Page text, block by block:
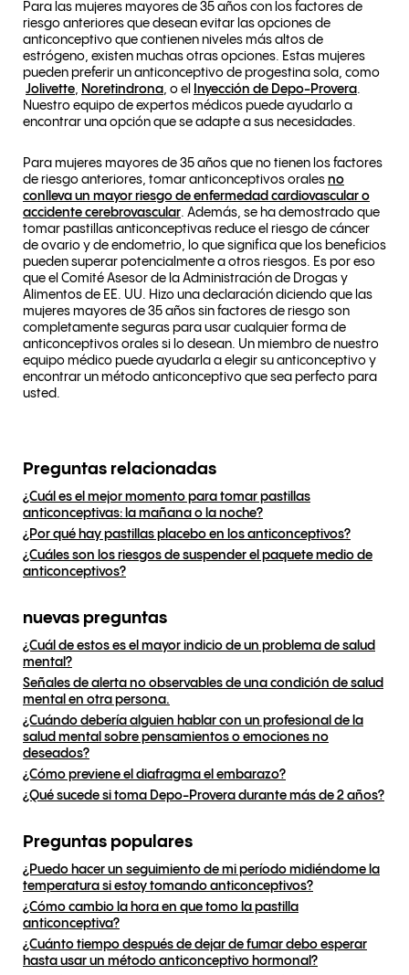
Para las mujeres mayores de 35 años con los factores de
riesgo anteriores que desean evitar las opciones de
anticonceptivo que contienen niveles más altos de
estrógeno, existen muchas otras opciones. Estas mujeres
pueden preferir un anticonceptivo de progestina sola, como
Jolivette, Noretindrona, o el Inyección de Depo-Provera.
Nuestro equipo de expertos médicos puede ayudarlo a
encontrar una opción que se adapte a sus necesidades.
Para mujeres mayores de 35 años que no tienen los factores
de riesgo anteriores, tomar anticonceptivos orales no
conlleva un mayor riesgo de enfermedad cardiovascular o
accidente cerebrovascular. Además, se ha demostrado que
tomar pastillas anticonceptivas reduce el riesgo de cáncer
de ovario y de endometrio, lo que significa que los beneficios
pueden superar potencialmente a otros riesgos. Es por eso
que el Comité Asesor de la Administración de Drogas y
Alimentos de EE. UU. Hizo una declaración diciendo que las
mujeres mayores de 35 años sin factores de riesgo son
completamente seguras para usar cualquier forma de
anticonceptivos orales si lo desean. Un miembro de nuestro
equipo médico puede ayudarla a elegir su anticonceptivo y
encontrar un método anticonceptivo que sea perfecto para
usted.
Preguntas relacionadas
¿Cuál es el mejor momento para tomar pastillas
anticonceptivas: la mañana o la noche?
¿Por qué hay pastillas placebo en los anticonceptivos?
¿Cuáles son los riesgos de suspender el paquete medio de
anticonceptivos?
nuevas preguntas
¿Cuál de estos es el mayor indicio de un problema de salud
mental?
Señales de alerta no observables de una condición de salud
mental en otra persona.
¿Cuándo debería alguien hablar con un profesional de la
salud mental sobre pensamientos o emociones no
deseados?
¿Cómo previene el diafragma el embarazo?
¿Qué sucede si toma Depo-Provera durante más de 2 años?
Preguntas populares
¿Puedo hacer un seguimiento de mi período midiéndome la
temperatura si estoy tomando anticonceptivos?
¿Cómo cambio la hora en que tomo la pastilla
anticonceptiva?
¿Cuánto tiempo después de dejar de fumar debo esperar
hasta usar un método anticonceptivo hormonal?